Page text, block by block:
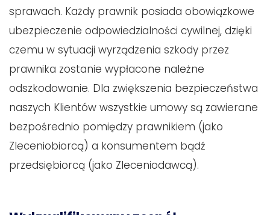
sprawach. Każdy prawnik posiada obowiązkowe
ubezpieczenie odpowiedzialności cywilnej, dzięki
czemu w sytuacji wyrządzenia szkody przez
prawnika zostanie wypłacone należne
odszkodowanie. Dla zwiększenia bezpieczeństwa
naszych Klientów wszystkie umowy są zawierane
bezpośrednio pomiędzy prawnikiem (jako
Zleceniobiorcą) a konsumentem bądź
przedsiębiorcą (jako Zleceniodawcą).